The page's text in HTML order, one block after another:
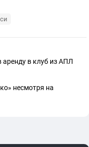
в клуб из АПЛ
несмотря на